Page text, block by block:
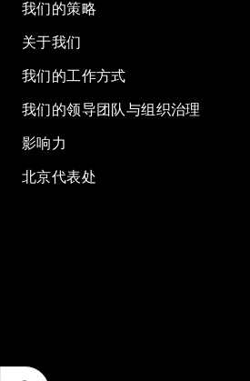
我们的策略
关于我们
我们的工作方式
我们的领导团队与组织治理
影响力
北京代表处